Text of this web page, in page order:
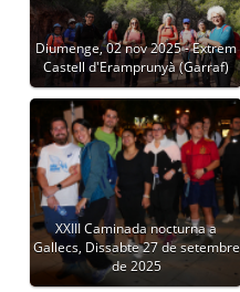
Diumenge, 02 nov 2025 - Extrem
Castell d'Eramprunyà (Garraf)
XXIII Caminada nocturna a
Gallecs, Dissabte 27 de setembre
de 2025